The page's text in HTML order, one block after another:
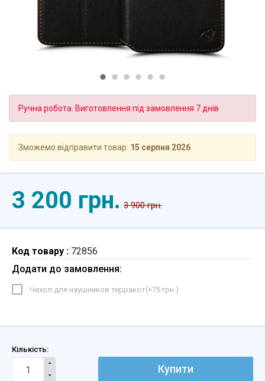
Ручна робота. Виготовлення під замовлення 7 днів
Зможемо відправити товар: 15 серпня 2026
3 200 грн. 3 900 грн.
Код товару : 72856
Додати до замовлення:
Чехол для наушников терракот(+75 грн.)
Кількість:
Купити